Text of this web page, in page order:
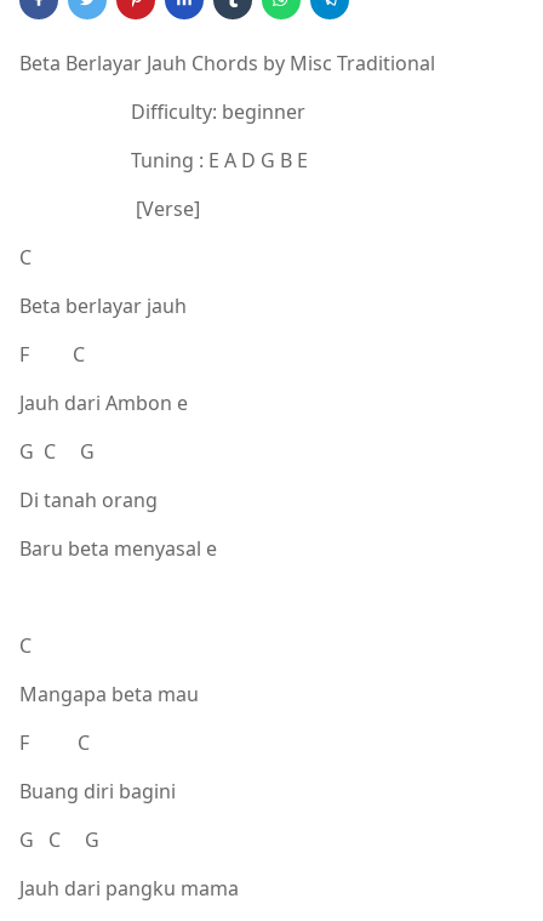
Beta Berlayar Jauh Chords by Misc Traditional
Difficulty: beginner
Tuning : E A D G B E
[Verse]
C
Beta berlayar jauh
F C
Jauh dari Ambon e
G C G
Di tanah orang
Baru beta menyasal e
C
Mangapa beta mau
F C
Buang diri bagini
G C G
Jauh dari pangku mama